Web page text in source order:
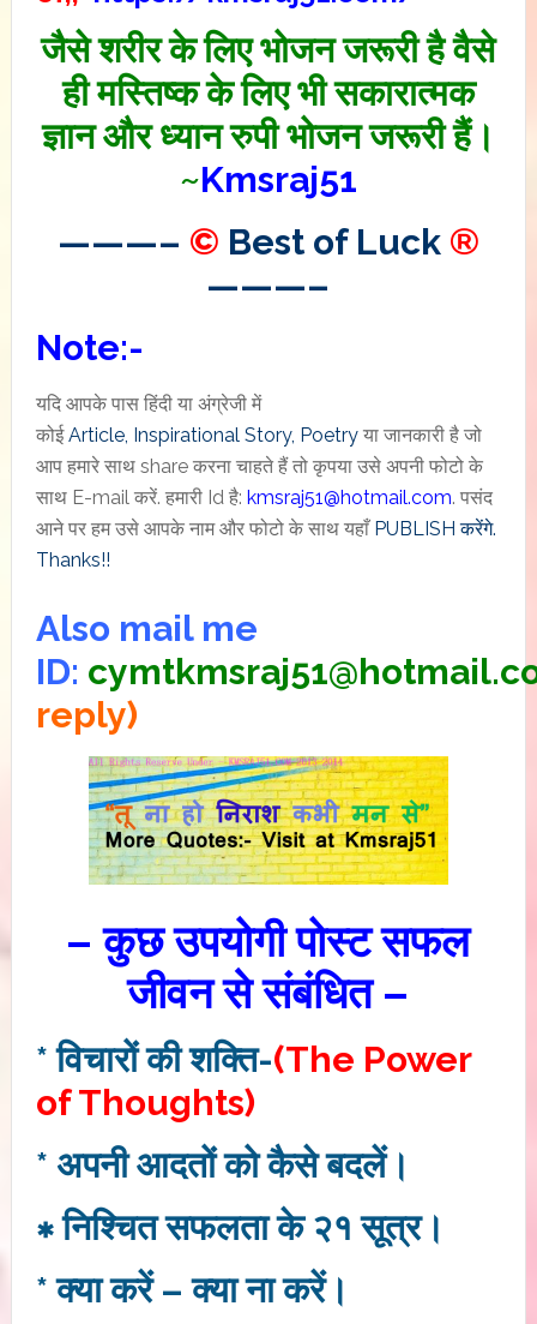
जैसे शरीर के लिए भोजन जरूरी है वैसे
ही मस्तिष्क के लिए भी सकारात्मक
ज्ञान और ध्यान रुपी भोजन जरूरी हैं।
~Kmsraj51
———– © Best of Luck ®
———–
Note:-
यदि आपके पास हिंदी या अंग्रेजी में
कोईArticle, Inspirational Story, Poetry या जानकारी है जो
आप हमारे साथ share करना चाहते हैं तो कृपया उसे अपनी फोटो के
साथ E-mail करें. हमारी Id है: kmsraj51@hotmail.com. पसंद
आने पर हम उसे आपके नाम और फोटो के साथ यहाँ PUBLISH करेंगे.
Thanks!!
Also mail me
ID:
reply)
– कुछ उपयोगी पोस्ट सफल
जीवन से संबंधित –
* विचारों की शक्ति-(The Power
of Thoughts)
* अपनी आदतों को कैसे बदलें।
∗ निश्चित सफलता के २१ सूत्र।
* क्या करें – क्या ना करें।